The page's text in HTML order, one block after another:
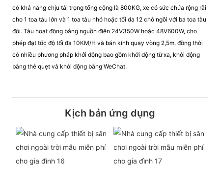
có khả năng chịu tải trọng tổng cộng là 800KG, xe có sức chứa rộng rãi
cho 1 toa tàu lớn và 1 toa tàu nhỏ hoặc tối đa 12 chỗ ngồi với ba toa tàu
đôi. Tàu hoạt động bằng nguồn điện 24V350W hoặc 48V600W, cho
phép đạt tốc độ tối đa 10KM/H và bán kính quay vòng 2,5m, đồng thời
có nhiều phương pháp khởi động bao gồm khởi động từ xa, khởi động
bằng thẻ quẹt và khởi động bằng WeChat.
Kịch bản ứng dụng